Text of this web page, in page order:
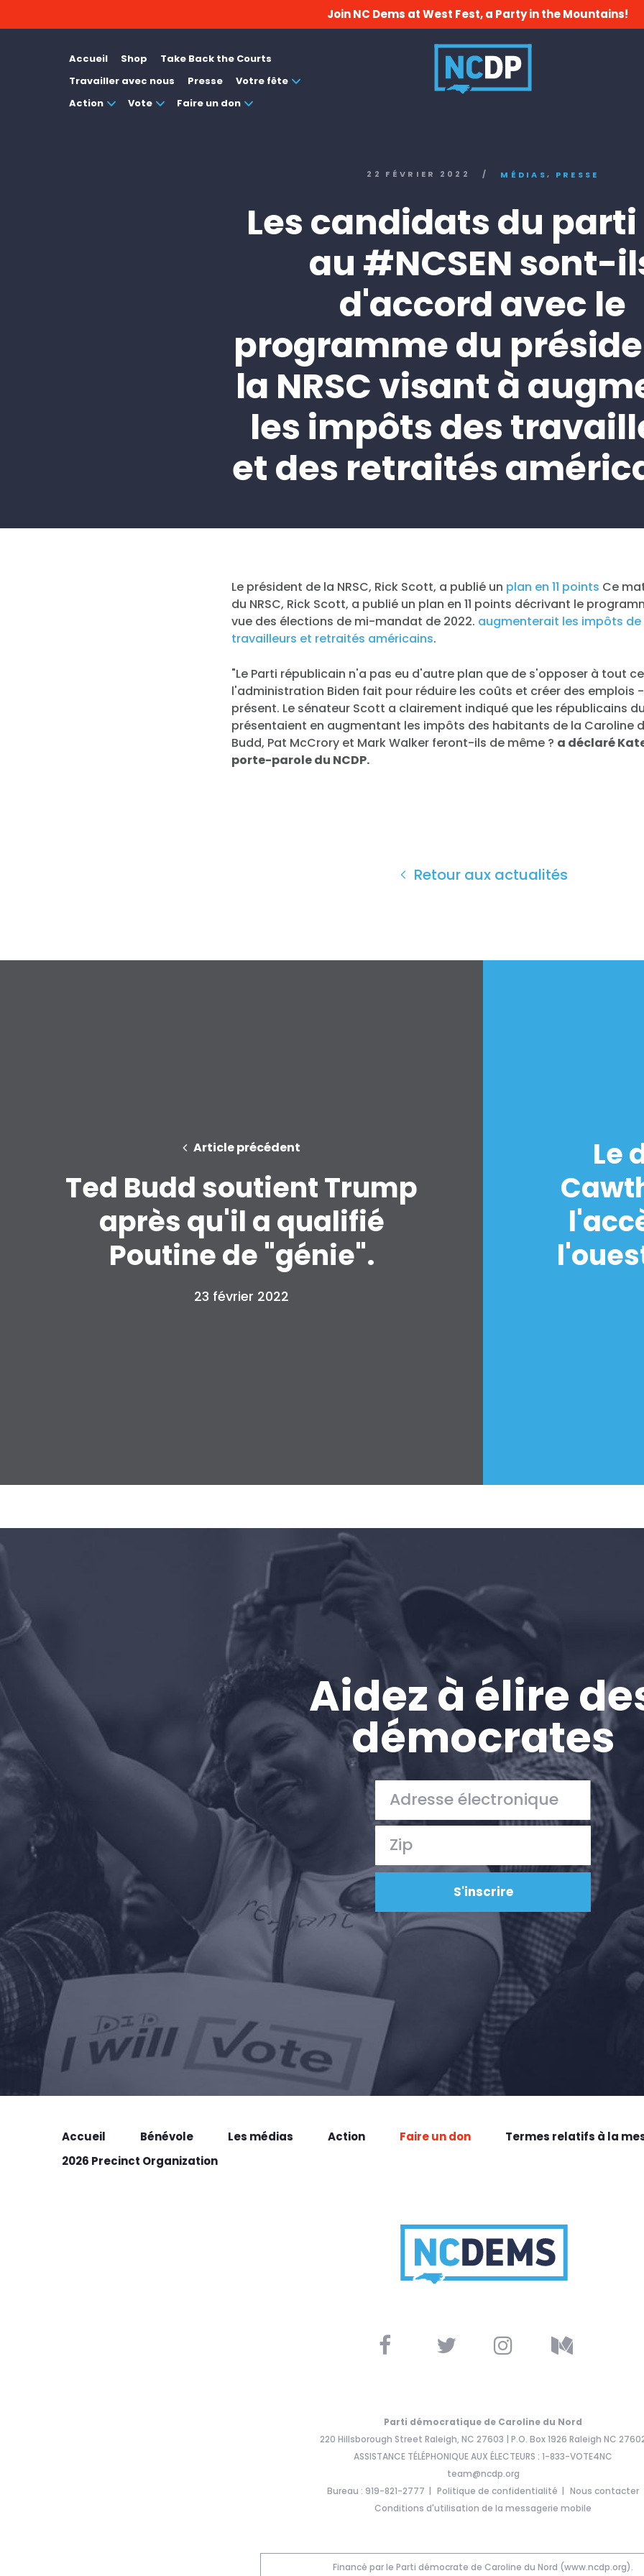
Join NC Dems at West Fest, a Party in the Mountains!
Accueil Shop
Take Back the Courts
Travailler avec nous
Presse
Votre fête
Action
Vote Faire un don
22 FÉVRIER 2022 / MÉDIAS, PRESSE
Les candidats du parti
au #NCSEN sont-
d'accord avec le
programme du
la NRSC visant à
les impôts des
et des retraités
Le président de la NRSC, Rick Scott, a publié un plan en 11 points Ce
du NRSC, Rick Scott, a publié un plan en 11 points décrivant le
vue des élections de mi-mandat de 2022. augmenterait les impôts
travailleurs et retraités américains.
"Le Parti républicain n'a pas eu d'autre plan que de s'opposer à tout
l'administration Biden fait pour réduire les coûts et créer des emplois
présent. Le sénateur Scott a clairement indiqué que les républicains
présentaient en augmentant les impôts des habitants de la Caroline
Budd, Pat McCrory et Mark Walker feront-ils de même ? a déclaré
porte-parole du NCDP.
Retour aux actualités
Article précédent
Ted Budd soutient Trump
après qu'il a qualifié
Poutine de "génie".
23 février 2022
Le
Aidez à élire
démocrates
Accueil Bénévole Les médias Action Faire un don
Termes relatifs à la
2026 Precinct Organization
Parti démocratique de Caroline du Nord
220 Hillsborough Street Raleigh, NC 27603 | P.O. Box 1926 Raleigh NC
ASSISTANCE TÉLÉPHONIQUE AUX ÉLECTEURS : 1-833-VOTE4NC
team@ncdp.org
Bureau : 919-821-2777
Politique de confidentialité
Nous contacter
Conditions d'utilisation de la messagerie mobile
Financé par le Parti démocrate de Caroline du Nord (www.ncdp.org).